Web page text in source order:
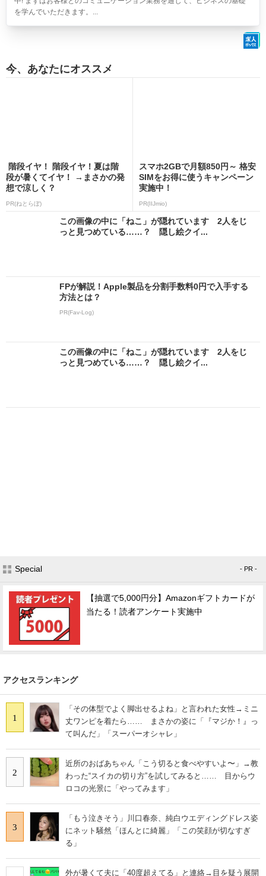
を学んでいただきます。...
今、あなたにオススメ
階段イヤ！ 階段イヤ！夏は階
段が暑くてイヤ！ →まさかの発
想で涼しく？
PR(ねとらぼ)
スマホ2GBで月額850円～ 格安
SIMをお得に使うキャンペーン
実施中！
PR(IIJmio)
この画像の中に「ねこ」が隠れています 2人をじ
っと見つめている……？ 隠し絵クイ...
FPが解説！Apple製品を分割手数料0円で入手する
方法とは？
PR(Fav-Log)
この画像の中に「ねこ」が隠れています 2人をじ
っと見つめている……？ 隠し絵クイ...
Special - PR -
【抽選で5,000円分】Amazonギフトカードが
当たる！読者アンケート実施中
アクセスランキング
1
「その体型でよく脚出せるよね」と言われた女性→ミニ
丈ワンピを着たら…… まさかの姿に「『マジか！』っ
て叫んだ」「スーパーオシャレ」
2
近所のおばあちゃん「こう切ると食べやすいよ〜」→教
わった“スイカの切り方”を試してみると…… 目からウ
ロコの光景に「やってみます」
3
「もう泣きそう」川口春奈、純白ウエディングドレス姿
にネット騒然「ほんとに綺麗」「この笑顔が切なすぎ
る」
外が暑くて夫に「40度超えてる」と連絡→目を疑う展開